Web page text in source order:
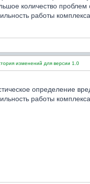
количество
работы
изменений для версии 1.0
определение
работы